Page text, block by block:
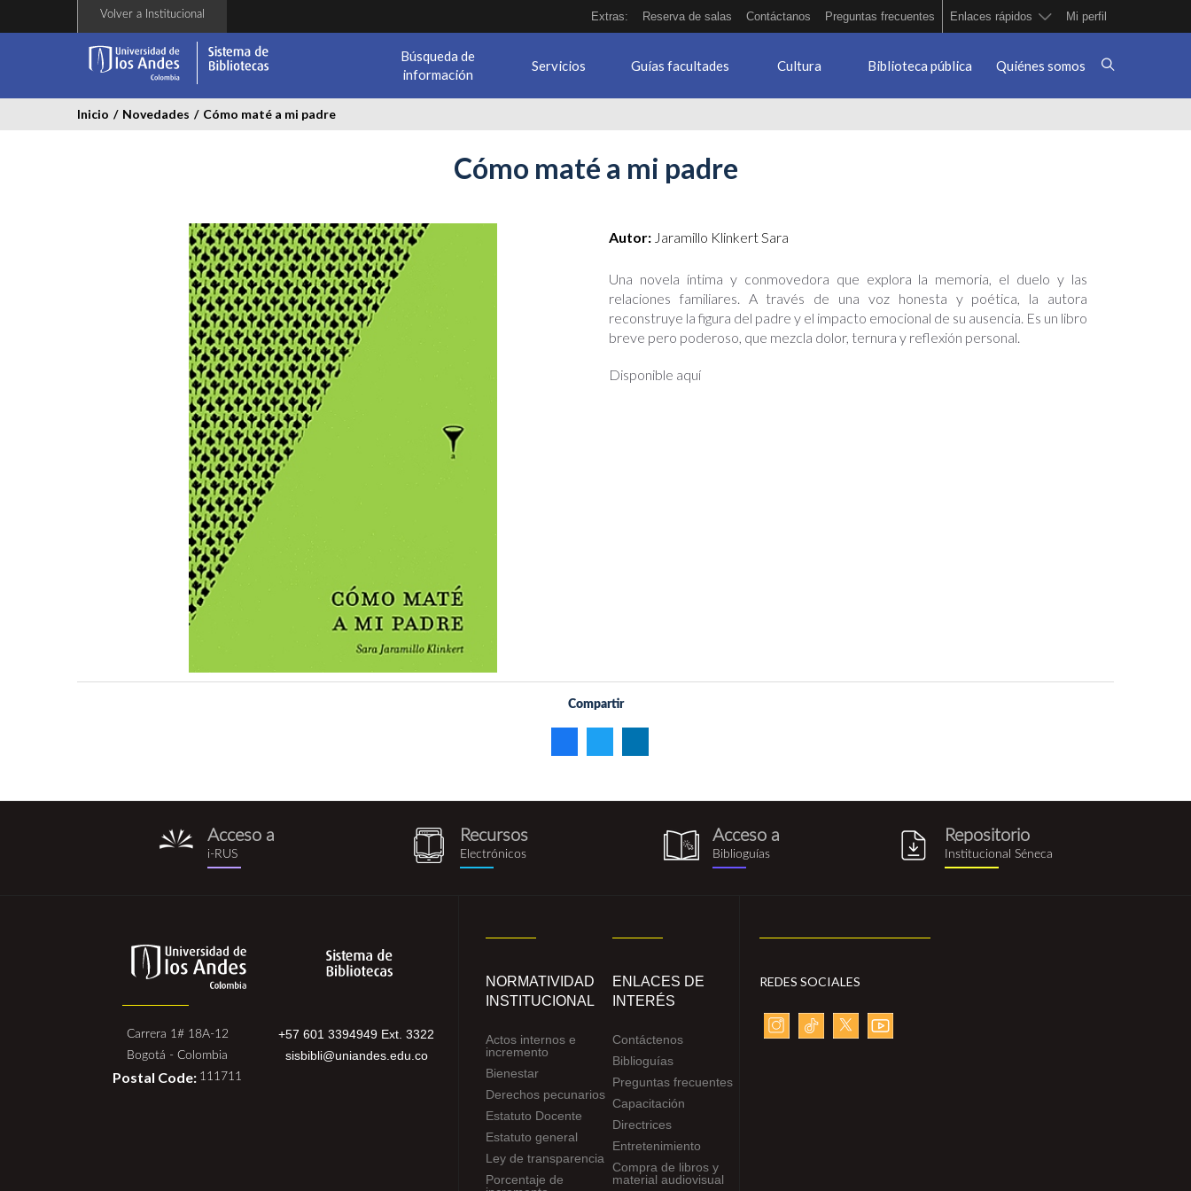
Volver a Institucional Extras: Reserva de salas Contáctanos Preguntas frecuentes Enlaces rápidos Mi perfil
Búsqueda de
información
Servicios Guías facultades Cultura Biblioteca pública Quiénes somos
Inicio / Novedades / Cómo maté a mi padre
Cómo maté a mi padre
como_mate_a_mi_padre.jpg Autor: Jaramillo Klinkert Sara
Una novela íntima y conmovedora que explora la memoria, el duelo y las
relaciones familiares. A través de una voz honesta y poética, la autora
reconstruye la figura del padre y el impacto emocional de su ausencia. Es un libro
breve pero poderoso, que mezcla dolor, ternura y reflexión personal.
Disponible aquí
Compartir
i-
rus.png
Acceso a
i-RUS recursos_electronicos.png
Recursos
Electrónicos biblioguia.png
Acceso a
Biblioguías
Repositorio
Institucional Séneca
Carrera 1# 18A-12
Bogotá - Colombia
Postal Code: 111711
+57 601 3394949 Ext. 3322
sisbibli@uniandes.edu.co
NORMATIVIDAD
INSTITUCIONAL
Actos internos e
incremento
Bienestar
Derechos pecunarios
Estatuto Docente
Estatuto general
Ley de transparencia
Porcentaje de
ENLACES DE
INTERÉS
Contáctenos
Biblioguías
Preguntas frecuentes
Capacitación
Directrices
Entretenimiento
Compra de libros y
material audiovisual
REDES SOCIALES